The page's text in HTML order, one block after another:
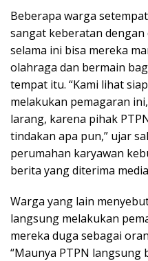
Beberapa warga
sangat keberatan
selama ini bisa mereka
olahraga dan bermain
tempat itu. “Kami lihat
melakukan pemagaran
larang, karena pihak
tindakan apa pun,” ujar
perumahan karyawan
berita yang diterima
Warga yang lain
langsung melakukan
mereka duga sebagai
“Maunya PTPN